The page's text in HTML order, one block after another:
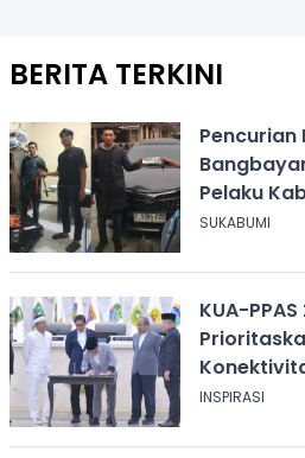
BERITA TERKINI
Pencurian
Pelaku
SUKABUMI
KUA-
INSPIRASI